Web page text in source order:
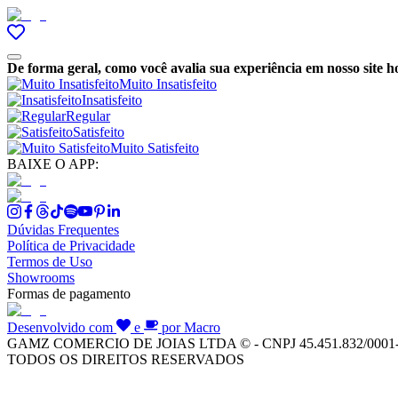
De forma geral, como você avalia sua experiência em nosso site
Muito Insatisfeito
Insatisfeito
Regular
Satisfeito
Muito Satisfeito
BAIXE O APP:
Dúvidas Frequentes
Política de Privacidade
Termos de Uso
Showrooms
Formas de pagamento
Desenvolvido com e
por Macro
GAMZ COMERCIO DE JOIAS LTDA © - CNPJ 45.451.832/
TODOS OS DIREITOS RESERVADOS